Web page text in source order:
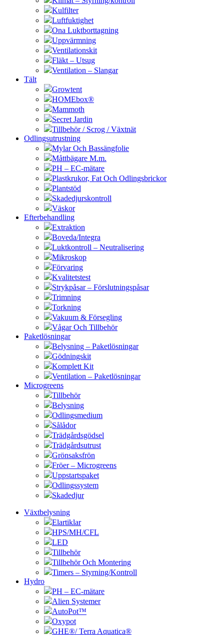
Kulfilter
Luftfuktighet
Ona Luktborttagning
Uppvärmning
Ventilationskit
Fläkt – Utsug
Ventilation – Slangar
Tält
Growtent
HOMEbox®
Mammoth
Secret Jardin
Tillbehör / Scrog / Växtnät
Odlingsutrustning
Mylar Och Bassängfolie
Måttbägare M.m.
PH – EC-mätare
Plastkrukor, Fat Och Odlingsbrickor
Plantstöd
Skadedjurskontroll
Väskor
Efterbehandling
Extraktion
Boveda/Integra
Luktkontroll – Neutralisering
Mikroskop
Förvaring
Kvalitetstest
Strykpåsar – Förslutningspåsar
Trimning
Torkning
Vakuum & Försegling
Vågar Och Tillbehör
Paketlösningar
Belysning – Paketlösningar
Gödningskit
Komplett Kit
Ventilation – Paketlösningar
Microgreens
Tillbehör
Belysning
Odlingsmedium
Sålådor
Trädgårdsgödsel
Trädgårdsutrust
Grönsaksfrön
Fröer – Microgreens
Uppstartspaket
Odlingssystem
Skadedjur
Växtbelysning
Elartiklar
HPS/MH/CFL
LED
Tillbehör
Tillbehör Och Montering
Timers – Styrning/Kontroll
Hydro
PH – EC-mätare
Alien Systemer
AutoPot™
Oxypot
GHE®/ Terra Aquatica®